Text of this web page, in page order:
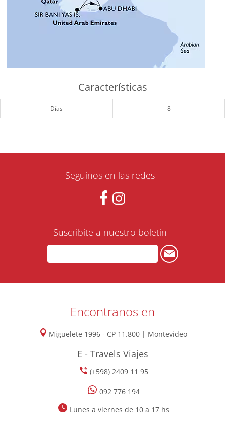
Características
Días 8
Seguinos en las redes
Suscribite a nuestro boletín
Encontranos en
Miguelete 1996 - CP 11.800 | Montevideo
E - Travels Viajes
(+598) 2409 11 95
092 776 194
Lunes a viernes de 10 a 17 hs